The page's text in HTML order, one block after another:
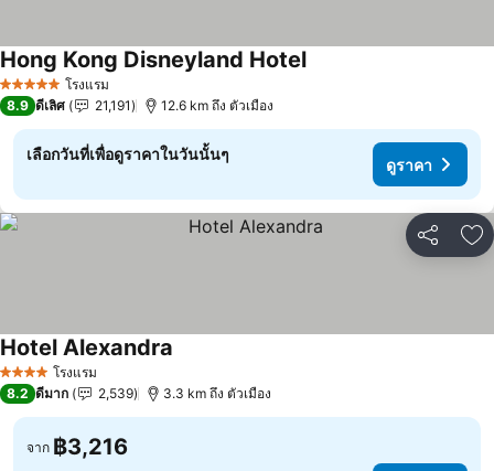
5 ดาว โรงแรม
Hong Kong Disneyland Hotelดูราคา
8.9 ดีเลิศ 21,191 12.6 km ถึง ตัวเมือง
เลือกวันที่เพื่อดูราคาในวันนั้นๆ
ดูราคา
แชร์ เ
4 ดาว โรงแรม
Hotel Alexandra
8.2 ดีมาก 2,539 3.3 km ถึง ตัวเมือง
จาก ฿3,216